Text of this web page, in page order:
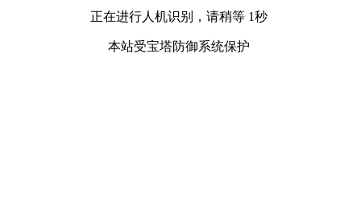
正在进行人机识别，请稍等 1秒
本站受宝塔防御系统保护